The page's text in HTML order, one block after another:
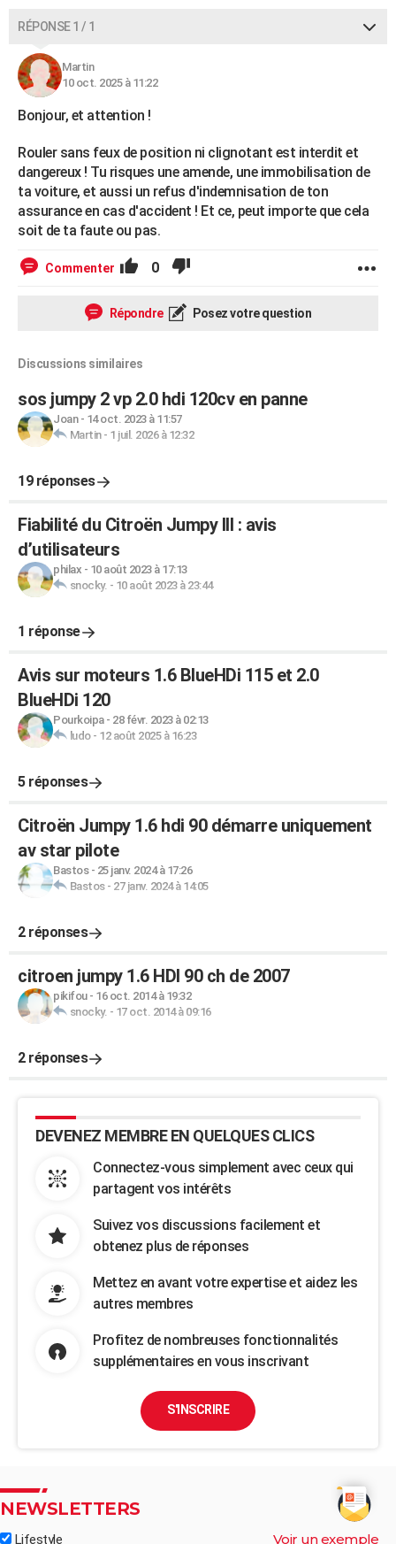
RÉPONSE 1 / 1
Martin
10 oct. 2025 à 11:22
Bonjour, et attention !
Rouler sans feux de position ni clignotant est interdit et
dangereux ! Tu risques une amende, une immobilisation de
ta voiture, et aussi un refus d'indemnisation de ton
assurance en cas d'accident ! Et ce, peut importe que cela
soit de ta faute ou pas.
Commenter 0
Répondre Posez votre question
Discussions similaires
sos jumpy 2 vp 2.0 hdi 120cv en panne
Joan- 14 oct. 2023 à 11:57
Martin- 1 juil. 2026 à 12:32
19 réponses
Fiabilité du Citroën Jumpy III : avis
d’utilisateurs
philax - 10 août 2023 à 17:13
snocky. - 10 août 2023 à 23:44
1 réponse
Avis sur moteurs 1.6 BlueHDi 115 et 2.0
BlueHDi 120
Pourkoipa- 28 févr. 2023 à 02:13
ludo- 12 août 2025 à 16:23
5 réponses
Citroën Jumpy 1.6 hdi 90 démarre uniquement
av star pilote
Bastos- 25 janv. 2024 à 17:26
Bastos- 27 janv. 2024 à 14:05
2 réponses
citroen jumpy 1.6 HDI 90 ch de 2007
pikifou- 16 oct. 2014 à 19:32
snocky. - 17 oct. 2014 à 09:16
2 réponses
DEVENEZ MEMBRE EN QUELQUES CLICS
Connectez-vous simplement avec ceux qui
partagent vos intérêts
Suivez vos discussions facilement et
obtenez plus de réponses
Mettez en avant votre expertise et aidez les
autres membres
Profitez de nombreuses fonctionnalités
supplémentaires en vous inscrivant
S'INSCRIRE
NEWSLETTERS
Lifestyle Voir un exemple